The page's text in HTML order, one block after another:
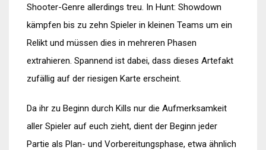
Shooter-Genre allerdings treu. In Hunt: Showdown
kämpfen bis zu zehn Spieler in kleinen Teams um ein
Relikt und müssen dies in mehreren Phasen
extrahieren. Spannend ist dabei, dass dieses Artefakt
zufällig auf der riesigen Karte erscheint.
Da ihr zu Beginn durch Kills nur die Aufmerksamkeit
aller Spieler auf euch zieht, dient der Beginn jeder
Partie als Plan- und Vorbereitungsphase, etwa ähnlich